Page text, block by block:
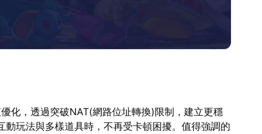
化，透過突破NAT(網路位址轉換)限制，建立更穩
玩法與多樣道具時，不再受卡頓困擾。值得強調的